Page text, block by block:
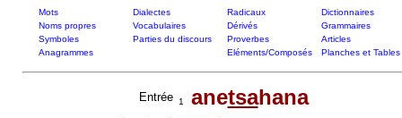
Mots Dialectes Radicaux
Dictionnaires
Noms propres
Vocabulaires Dérivés
Grammaires
Symboles
Parties du discours Proverbes
Articles
Anagrammes
Eléments/Composés Planches et Tables
Entrée 1 anetsahana